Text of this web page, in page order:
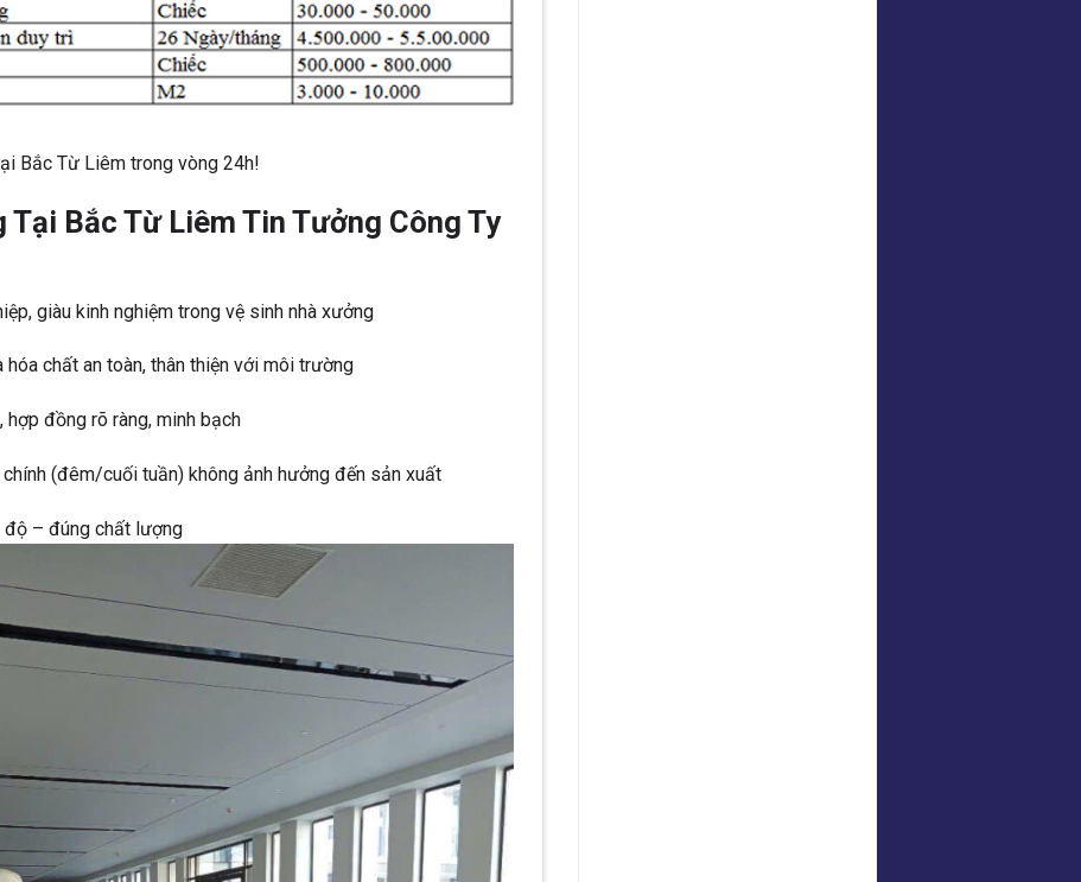
Bắc Từ Liêm trong vòng 24h!
Tại Bắc Từ Liêm Tin Tưởng Công Ty
giàu kinh nghiệm trong vệ sinh nhà xưởng
chất an toàn, thân thiện với môi trường
đồng rõ ràng, minh bạch
(đêm/cuối tuần) không ảnh hưởng đến sản xuất
độ – đúng chất lượng